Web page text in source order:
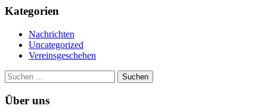
Kategorien
Nachrichten
Uncategorized
Vereinsgeschehen
Suchen
nach:
Über uns